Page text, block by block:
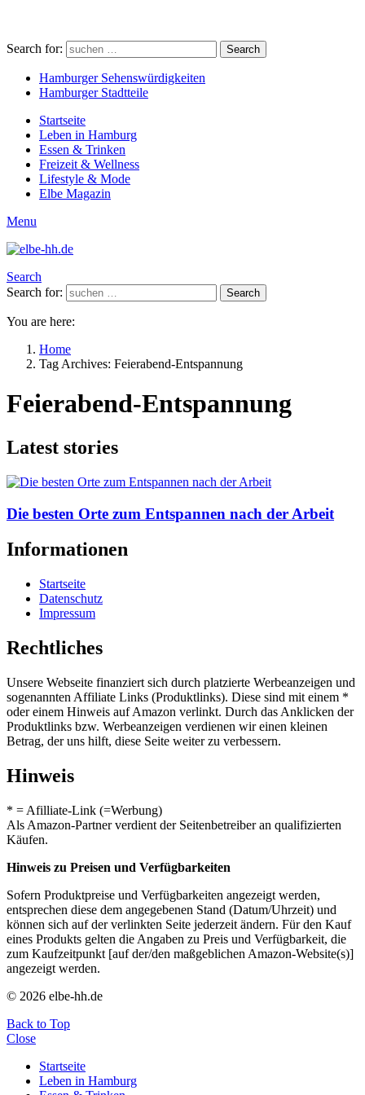
Search for: Search
Hamburger Sehenswürdigkeiten
Hamburger Stadtteile
Startseite
Leben in Hamburg
Essen & Trinken
Freizeit & Wellness
Lifestyle & Mode
Elbe Magazin
Menu
Search
Search for:
Search
You are here:
Home
Tag Archives: Feierabend-Entspannung
Feierabend-Entspannung
Latest stories
Die besten Orte zum Entspannen nach der Arbeit
Informationen
Startseite
Datenschutz
Impressum
Rechtliches
Unsere Webseite finanziert sich durch platzierte Werbeanzeigen und
sogenannten Affiliate Links (Produktlinks). Diese sind mit einem *
oder einem Hinweis auf Amazon verlinkt. Durch das Anklicken der
Produktlinks bzw. Werbeanzeigen verdienen wir einen kleinen
Betrag, der uns hilft, diese Seite weiter zu verbessern.
Hinweis
* = Afilliate-Link (=Werbung)
Als Amazon-Partner verdient der Seitenbetreiber an qualifizierten
Käufen.
Hinweis zu Preisen und Verfügbarkeiten
Sofern Produktpreise und Verfügbarkeiten angezeigt werden,
entsprechen diese dem angegebenen Stand (Datum/Uhrzeit) und
können sich auf der verlinkten Seite jederzeit ändern. Für den Kauf
eines Produkts gelten die Angaben zu Preis und Verfügbarkeit, die
zum Kaufzeitpunkt [auf der/den maßgeblichen Amazon-Website(s)]
angezeigt werden.
© 2026 elbe-hh.de
Back to Top
Close
Startseite
Leben in Hamburg